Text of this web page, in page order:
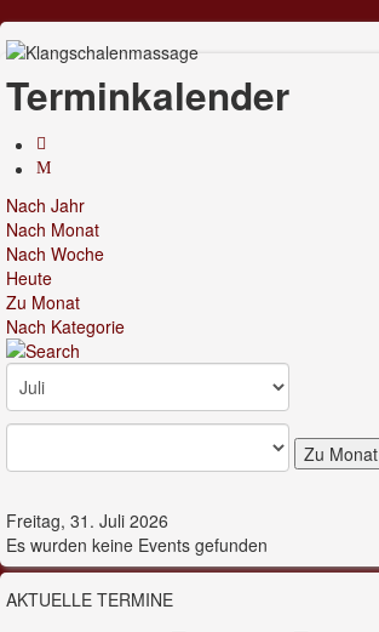
Terminkalender
Nach Jahr
Nach Monat
Nach Woche
Heute
Zu Monat
Nach Kategorie
Zu Monat
Freitag, 31. Juli 2026
Es wurden keine Events gefunden
AKTUELLE TERMINE